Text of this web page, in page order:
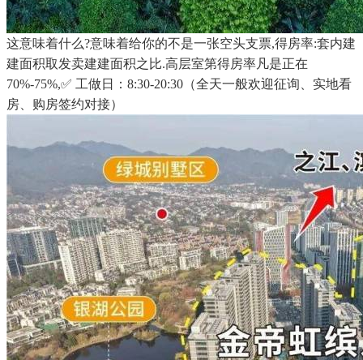
这意味着什么?意味着给你的不是一张空头支票,得房率:套内建
建面积取发卖建建面积之比.高层室第得房率凡是正在
70%-75%,✅ 工做日：8:30-20:30（全天一般欢迎征询、实地看
房、购房签约对接）